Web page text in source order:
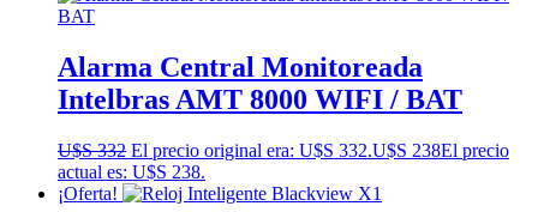
Alarma Central Monitoreada
Intelbras AMT 8000 WIFI / BAT
U$S332 El precio original era: U$S 332.U$S 238El precio
actual es: U$S 238.
¡Oferta!